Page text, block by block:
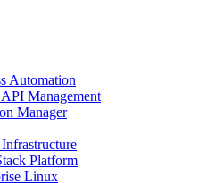
Automation
Management
Manager
Platform
Linux